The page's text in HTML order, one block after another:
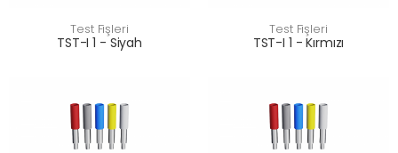
Test Fişleri
TST-I 1 - Siyah
Test Fişleri
TST-I 1 - Kırmızı